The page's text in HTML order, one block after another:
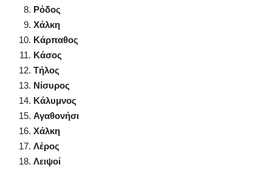
Ρόδος
Χάλκη
Κάρπαθος
Κάσος
Τήλος
Νίσυρος
Κάλυμνος
Αγαθονήσι
Χάλκη
Λέρος
Λειψοί